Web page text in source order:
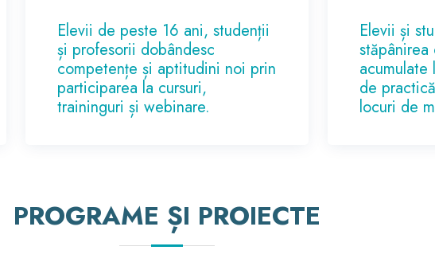
Elevii de peste 16 ani, studenții
și profesorii dobândesc
competențe și aptitudini noi prin
participarea la cursuri,
traininguri și webinare.
Elevii și
acumulate
de
locuri de
PROGRAME ȘI PROIECTE